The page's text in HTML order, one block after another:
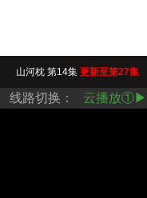
山河枕 第14集 更新至第27集